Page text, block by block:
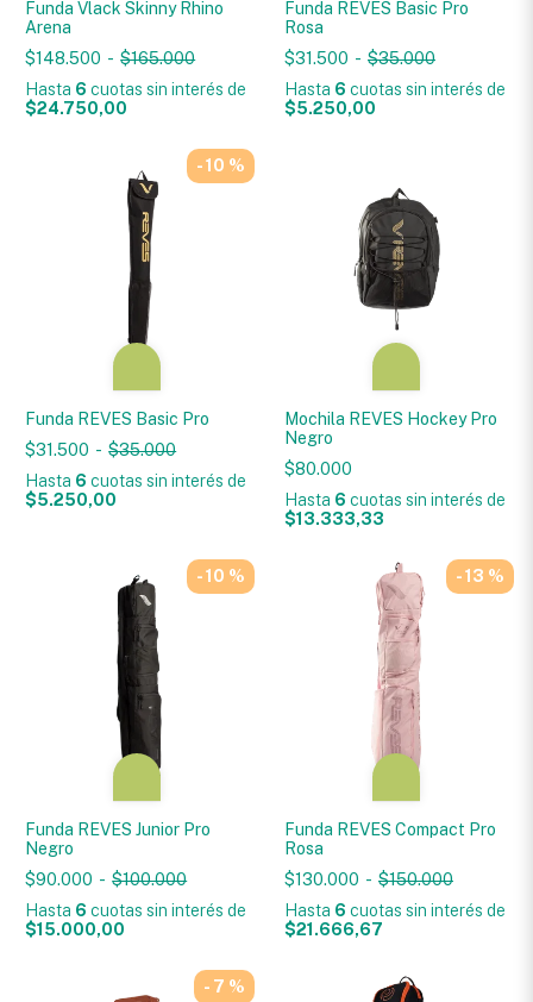
Funda Vlack Skinny Rhino
Arena
$148.500 - $165.000
Hasta 6 cuotas sin interésde
$24.750,00
Funda REVES Basic Pro
Rosa
$31.500 - $35.000
Hasta 6 cuotas sin interés de
$5.250,00
- 10 %
Funda REVES Basic Pro
$31.500 - $35.000
Hasta 6 cuotas sin interésde
$5.250,00
Mochila REVES Hockey Pro
Negro
$80.000
Hasta 6 cuotas sin interés de
$13.333,33
- 10 %
Funda REVES Junior Pro
Negro
$90.000 - $100.000
Hasta 6 cuotas sin interésde
$15.000,00
- 13 %
Funda REVES Compact Pro
Rosa
$130.000 - $150.000
Hasta 6 cuotas sin interés de
$21.666,67
- 7 %